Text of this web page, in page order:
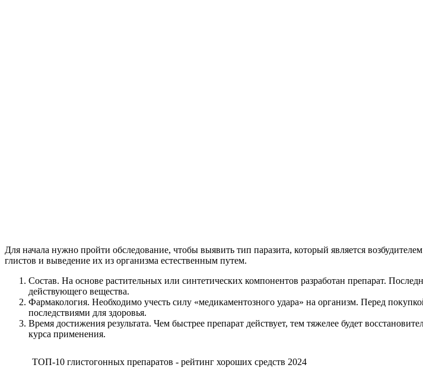
Для начала нужно пройти обследование, чтобы выявить тип паразита, который является
глистов и выведение их из организма естественным путем.
Состав. На основе растительных или синтетических компонентов разработан препарат.
действующего вещества.
Фармакология. Необходимо учесть силу «медикаментозного удара» на организм. Перед
последствиями для здоровья.
Время достижения результата. Чем быстрее препарат действует, тем тяжелее будет
курса применения.
ТОП-10 глистогонных препаратов - рейтинг хороших средств 2024